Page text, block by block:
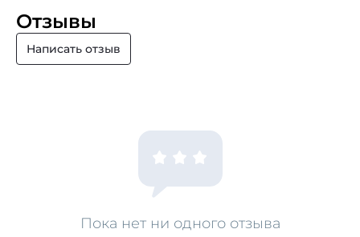
Отзывы
Написать отзыв
Пока нет ни одного отзыва